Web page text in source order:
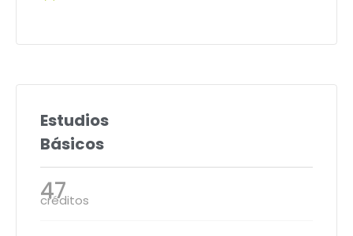
Estudios
Básicos
47
créditos